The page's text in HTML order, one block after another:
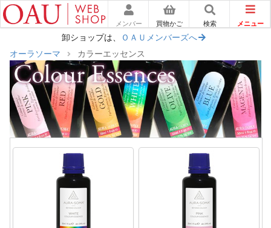
メンバー 買物かご 検索 メニュー
卸ショップは、
ＯＡＵメンバーズへ
オーラソーマ
カラーエッセンス